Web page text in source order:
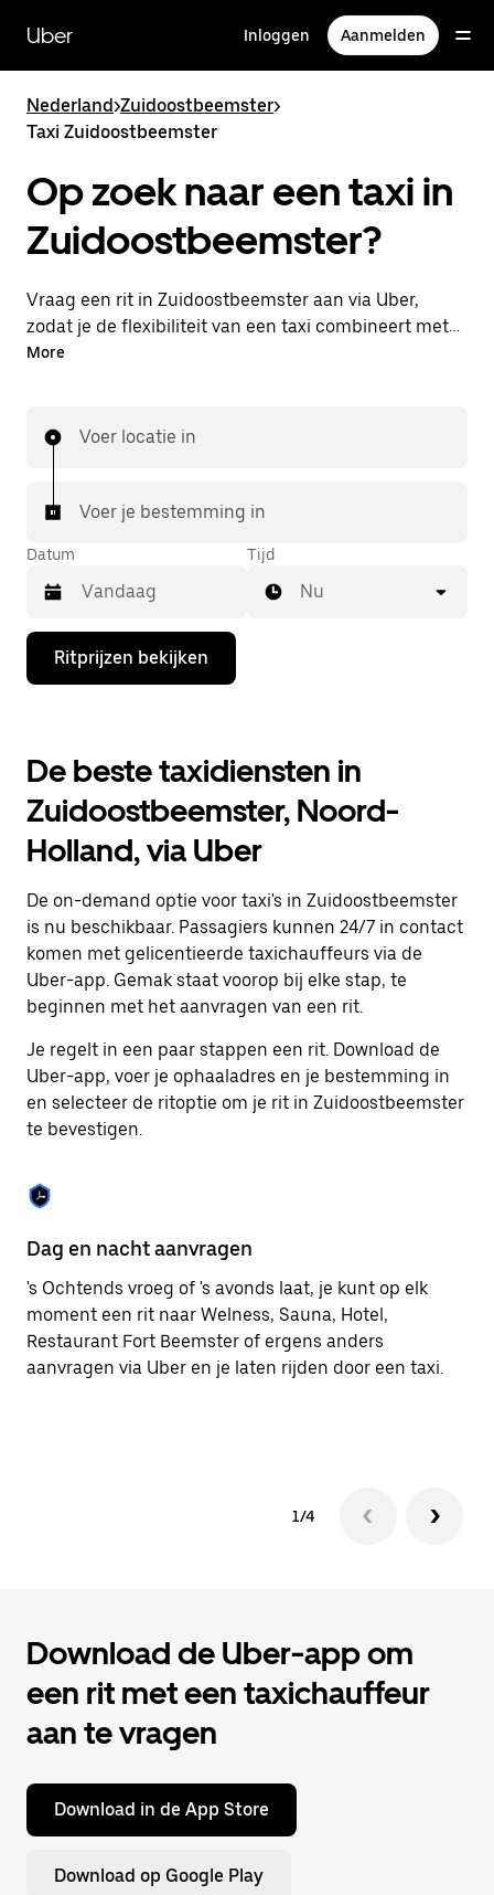
naar
hoofdinhoud
Uber Inloggen Aanmelden
Nederland>Zuidoostbeemster>
Taxi Zuidoostbeemster
Op zoek naar een taxi in
Zuidoostbeemster?
Vraag een rit in Zuidoostbeemster aan via Uber,
zodat je de flexibiliteit van een taxi combineert met
de handige functies in de app. Je kunt on-demand
vooraf. Je rit is binnen handbereik.
More
Voer locatie in
Voer je bestemming in
Datum
Druk
de
de
agenda
te
openen
en
een
te
selecteren.
Druk
op
Escape
om
agenda
sluiten.
Tijd
Nu
Ritprijzen bekijken
De beste taxidiensten in
Zuidoostbeemster, Noord-
Holland, via Uber
De on-demand optie voor taxi's in Zuidoostbeemster
is nu beschikbaar. Passagiers kunnen 24/7 in contact
komen met gelicentieerde taxichauffeurs via de
Uber-app. Gemak staat voorop bij elke stap, te
beginnen met het aanvragen van een rit.
Je regelt in een paar stappen een rit. Download de
Uber-app, voer je ophaaladres en je bestemming in
en selecteer de ritoptie om je rit in Zuidoostbeemster
te bevestigen.
Dag en nacht aanvragen
's Ochtends vroeg of 's avonds laat, je kunt op elk
moment een rit naar Welness, Sauna, Hotel,
Restaurant Fort Beemster of ergens anders
aanvragen via Uber en je laten rijden door een taxi.
1/4
Download de Uber-app om
een rit met een taxichauffeur
aan te vragen
Download in de App Store
Download op Google Play